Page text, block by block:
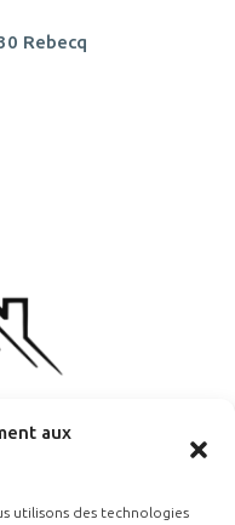
aux
utilisons des technologies
Rebecq